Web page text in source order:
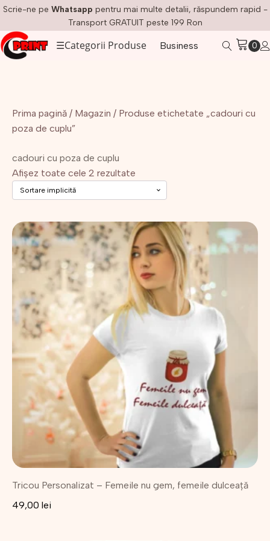
Scrie-ne pe Whatsapp pentru mai multe detalii, răspundem rapid -
Transport GRATUIT peste 199 Ron
☰Categorii Produse Business
Prima pagină / Magazin / Produse etichetate „cadouri cu
poza de cuplu”
cadouri cu poza de cuplu
Afișez toate cele 2 rezultate
Tricou Personalizat – Femeile nu gem, femeile dulceață
49,00 lei
Acest
produs
are
mai
multe
variații.
Opțiunile
pot
alese
pagina
produsului.